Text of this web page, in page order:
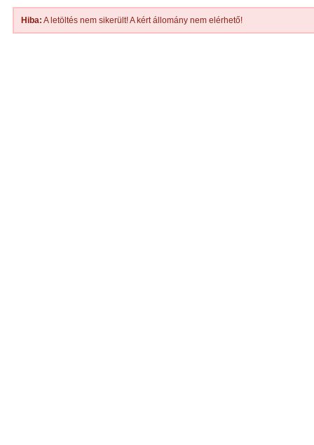
Hiba: A letöltés nem sikerült! A kért állomány nem elérhető!